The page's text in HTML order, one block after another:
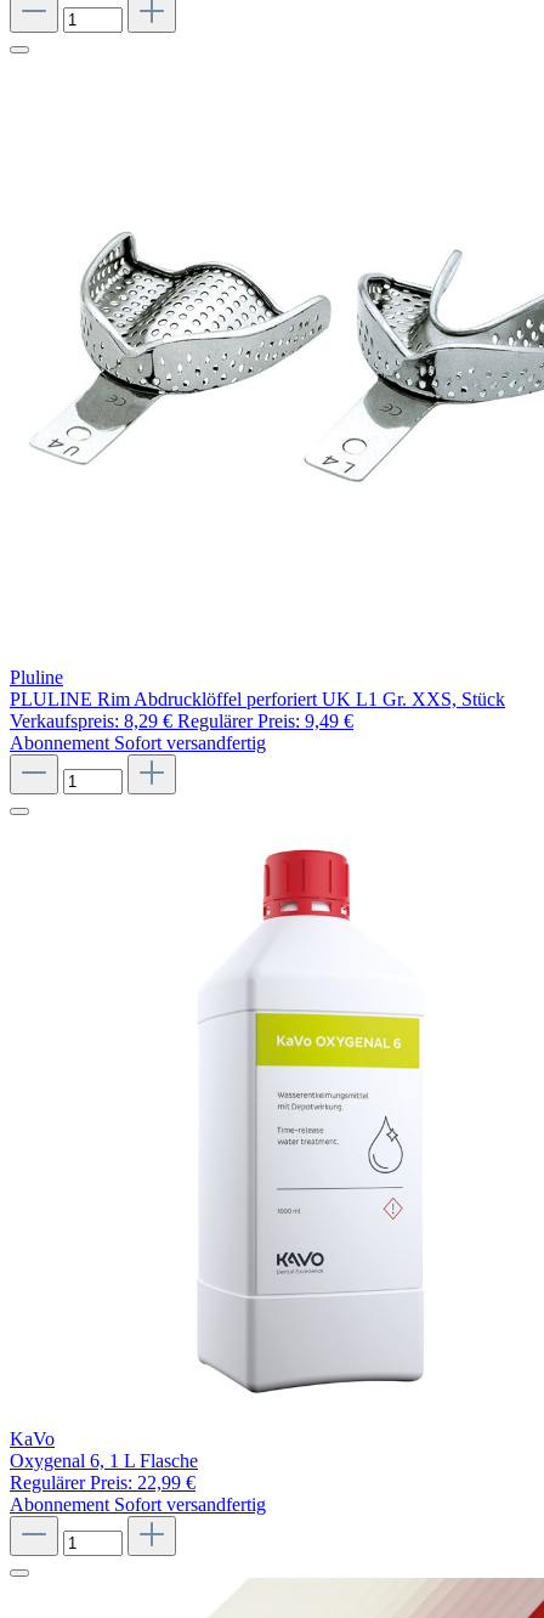
Pluline
PLULINE Rim Abdrucklöffel perforiert UK L1 Gr. XXS, Stück
Verkaufspreis: 8,29 € Regulärer Preis: 9,49 €
Abonnement Sofort versandfertig
KaVo
Oxygenal 6, 1 L Flasche
Regulärer Preis: 22,99 €
Abonnement Sofort versandfertig